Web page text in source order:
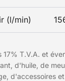
(l/min)
17% T.V.A. et
d'huile, de
d'accessoires